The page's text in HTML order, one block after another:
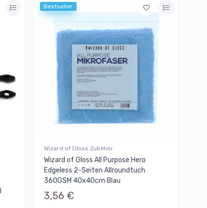
Bestseller
Wizard of Gloss Zubehör
Wizard of Gloss All Purpose Hero
Edgeless 2-Seiten Allroundtuch
360GSM 40x40cm Blau
3,56 €